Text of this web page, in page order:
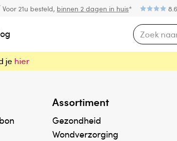
Voor 21u besteld, binnen 2 dagen in huis*
je hier
Assortiment
Gezondheid
Wondverzorging